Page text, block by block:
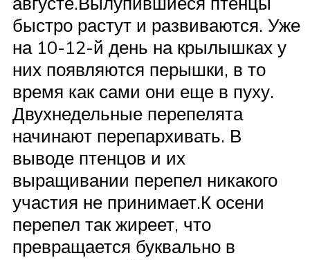
быстро растут и развиваются. Уже
на 10-12-й день на крылышках у
них появляются перышки, в то
время как сами они еще в пуху.
Двухнедельные перепелята
начинают перепархивать. В
выводе птенцов и их
выращивании перепел никакого
участия не принимает.К осени
перепел так жиреет, что
превращается буквально в